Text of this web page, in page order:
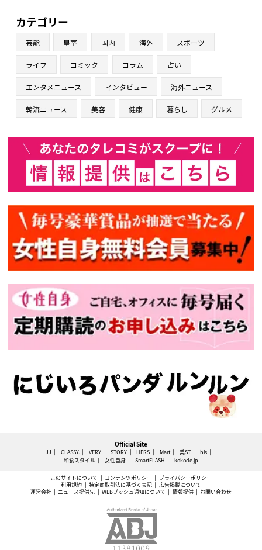
カテゴリー
芸能 皇室 国内 海外 スポーツ
ライフ コミック コラム 占い
エンタメニュース インタビュー 海外ニュース
韓流ニュース 美容 健康 暮らし グルメ
Official Site
JJ CLASSY. VERY STORY HERS Mart 美ST
bis
和食スタイル
女性自身 SmartFLASH kokode.jp
このサイトについて コンテンツポリシー
プライバシーポリシー
利用規約
特定商取引法に基づく表記
広告掲載について
運営会社
ニュース提供先 WEBプッシュ通知について 情報提供 お問い合わせ